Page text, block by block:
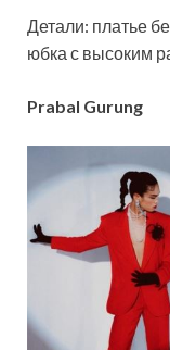
Детали: платье
юбка с высоким
Prabal Gurung